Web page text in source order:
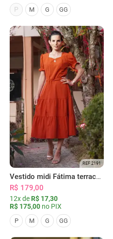
P
M G GG
REF 2191
Vestido midi Fátima terracota
R$ 179,00
12x de R$ 17,30
R$ 175,00 no PIX
P M G GG